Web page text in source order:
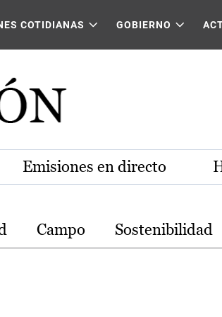
COTIDIANAS GOBIERNO
Emisiones en directo
Campo Sostenibilidad